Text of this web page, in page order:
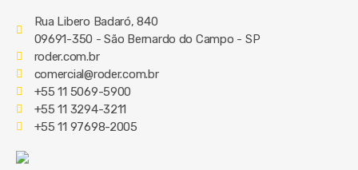
Rua Libero Badaró, 840
09691-350 - São Bernardo do Campo - SP
roder.com.br
comercial@roder.com.br
+55 11 5069-5900
+55 11 3294-3211
+55 11 97698-2005